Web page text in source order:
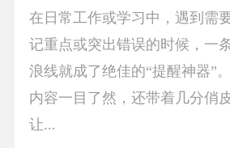
在日常工作或学习中，遇到需
记重点或突出错误的时候，一
浪线就成了绝佳的“提醒神器”
内容一目了然，还带着几分俏
让...